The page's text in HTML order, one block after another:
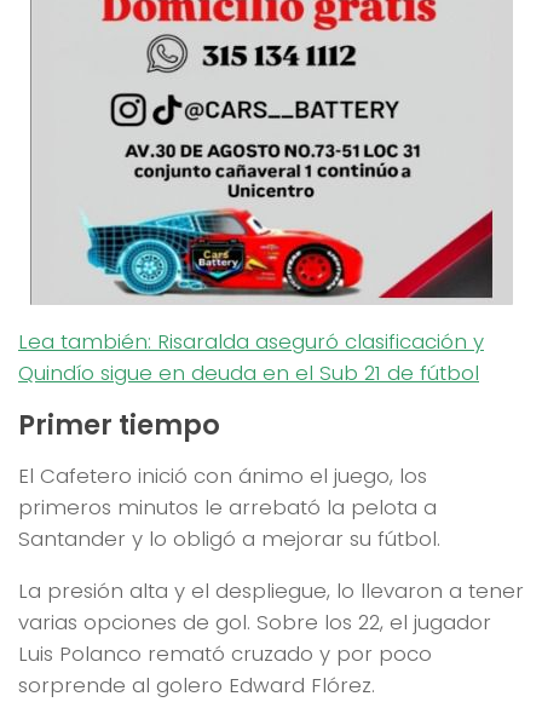
Lea también: Risaralda aseguró clasificación y
Quindío sigue en deuda en el Sub 21 de fútbol
Primer tiempo
El Cafetero inició con ánimo el juego, los
primeros minutos le arrebató la pelota a
Santander y lo obligó a mejorar su fútbol.
La presión alta y el despliegue, lo llevaron a tener
varias opciones de gol. Sobre los 22, el jugador
Luis Polanco remató cruzado y por poco
sorprende al golero Edward Flórez.